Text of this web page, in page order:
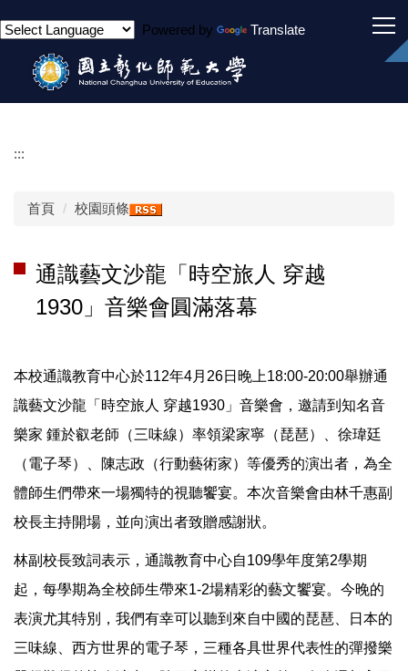
到
Powered by Translate
:::
首頁 校園頭條
通識藝文沙龍「時空旅人 穿越
1930」音樂會圓滿落幕
本校通識教育中心於112年4月26日晚上18:00-20:00舉辦通
識藝文沙龍「時空旅人 穿越1930」音樂會，邀請到知名音
樂家 鍾於叡老師（三味線）率領梁家寧（琵琶）、徐瑋廷
（電子琴）、陳志政（行動藝術家）等優秀的演出者，為全
體師生們帶來一場獨特的視聽饗宴。本次音樂會由林千惠副
校長主持開場，並向演出者致贈感謝狀。
林副校長致詞表示，通識教育中心自109學年度第2學期
起，每學期為全校師生帶來1-2場精彩的藝文饗宴。今晚的
表演尤其特別，我們有幸可以聽到來自中國的琵琶、日本的
三味線、西方世界的電子琴，三種各具世界代表性的彈撥樂